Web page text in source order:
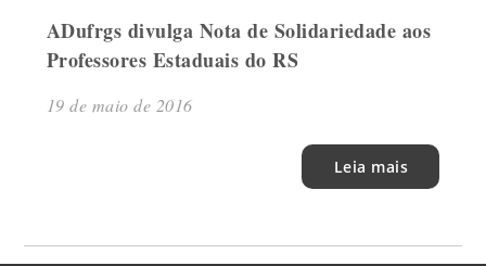
ADufrgs divulga Nota de Solidariedade aos
Professores Estaduais do RS
19 de maio de 2016
Leia mais